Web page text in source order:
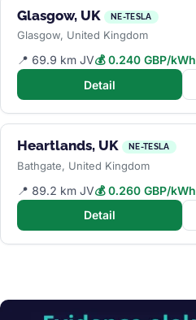
Glasgow, UK NE-TESLA
Glasgow, United Kingdom
📍 69.9 km JV💰 0.240 GBP/kWh
Detail
Heartlands, UK NE-TESLA
Bathgate, United Kingdom
📍 89.2 km JV💰 0.260 GBP/kWh
Detail
Obrázek